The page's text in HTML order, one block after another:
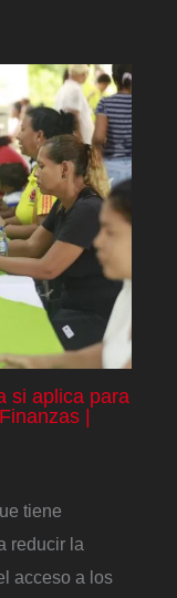
si aplica para
|
tiene
reducir la
acceso a los